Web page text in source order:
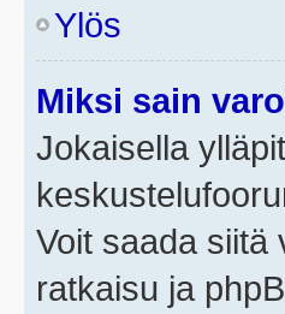
Ylös
Miksi sain
Jokaisella
Voit saada siitä
ratkaisu ja